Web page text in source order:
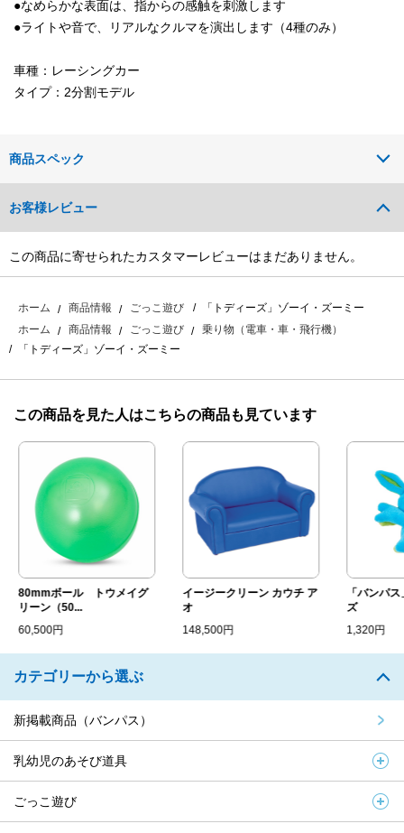
●なめらかな表面は、指からの感触を刺激します
●ライトや音で、リアルなクルマを演出します（4種のみ）
車種：レーシングカー
タイプ：2分割モデル
商品スペック
お客様レビュー
この商品に寄せられたカスタマーレビューはまだありません。
ホーム 商品情報 ごっこ遊び
「トディーズ」ゾーイ・ズーミー
ホーム
商品情報 ごっこ遊び
乗り物（電車・車・飛行機）
「トディーズ」ゾーイ・ズーミー
この商品を見た人はこちらの商品も見ています
80mmボール トウメイグ
リーン（50...
60,500円
イージークリーン カウチ ア
オ
148,500円
「バンパス
ズ
1,320円
カテゴリーから選ぶ
新掲載商品（バンパス）
乳幼児のあそび道具
ごっこ遊び